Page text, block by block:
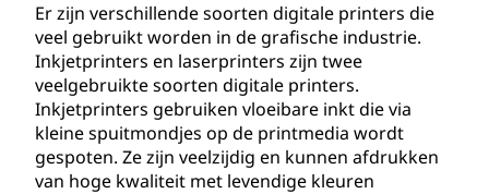
Er zijn verschillende soorten digitale printers die
veel gebruikt worden in de grafische industrie.
Inkjetprinters en laserprinters zijn twee
veelgebruikte soorten digitale printers.
Inkjetprinters gebruiken vloeibare inkt die via
kleine spuitmondjes op de printmedia wordt
gespoten. Ze zijn veelzijdig en kunnen afdrukken
van hoge kwaliteit met levendige kleuren